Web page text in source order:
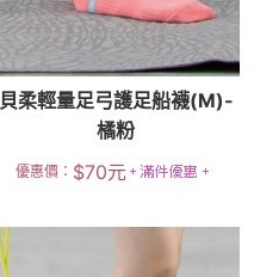
貝柔輕量足弓護足船襪(M)-
橘粉
優惠價： $70元